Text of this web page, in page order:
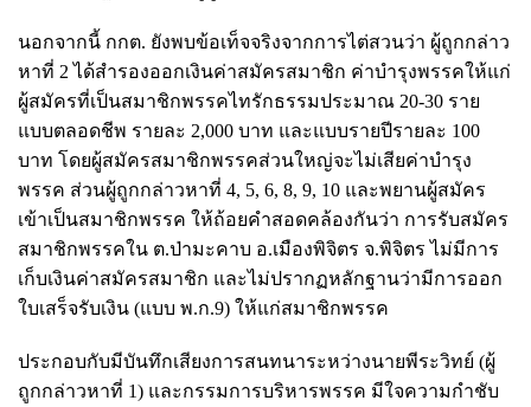
นอกจากนี้ กกต. ยังพบข้อเท็จจริงจากการไต่สวนว่า ผู้ถูกกล่าว
หาที่ 2 ได้สำรองออกเงินค่าสมัครสมาชิก ค่าบำรุงพรรคให้แก่
ผู้สมัครที่เป็นสมาชิกพรรคไทรักธรรมประมาณ 20-30 ราย
แบบตลอดชีพ รายละ 2,000 บาท และแบบรายปีรายละ 100
บาท โดยผู้สมัครสมาชิกพรรคส่วนใหญ่จะไม่เสียค่าบำรุง
พรรค ส่วนผู้ถูกกล่าวหาที่ 4, 5, 6, 8, 9, 10 และพยานผู้สมัคร
เข้าเป็นสมาชิกพรรค ให้ถ้อยคำสอดคล้องกันว่า การรับสมัคร
สมาชิกพรรคใน ต.ป่ามะคาบ อ.เมืองพิจิตร จ.พิจิตร ไม่มีการ
เก็บเงินค่าสมัครสมาชิก และไม่ปรากฏหลักฐานว่ามีการออก
ใบเสร็จรับเงิน (แบบ พ.ก.9) ให้แก่สมาชิกพรรค
ประกอบกับมีบันทึกเสียงการสนทนาระหว่างนายพีระวิทย์ (ผู้
ถูกกล่าวหาที่ 1) และกรรมการบริหารพรรค มีใจความกำชับ